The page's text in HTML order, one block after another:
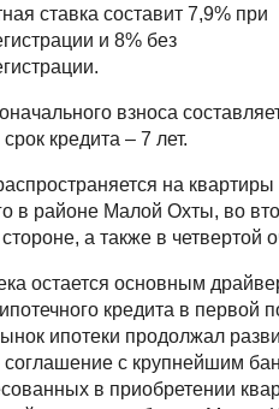
ставка составит 7,9% при
и 8% без
взноса
кредита – 7 лет.
на
в районе Малой Охты, во
а также в
остается основным
кредита в первой
ипотеки продолжал
соглашение с крупнейшим
в приобретении